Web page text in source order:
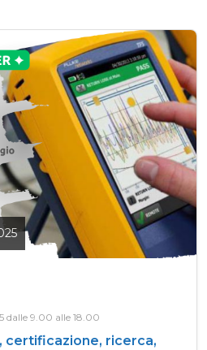
dalle 9.00 alle 18.00
certificazione, ricerca,